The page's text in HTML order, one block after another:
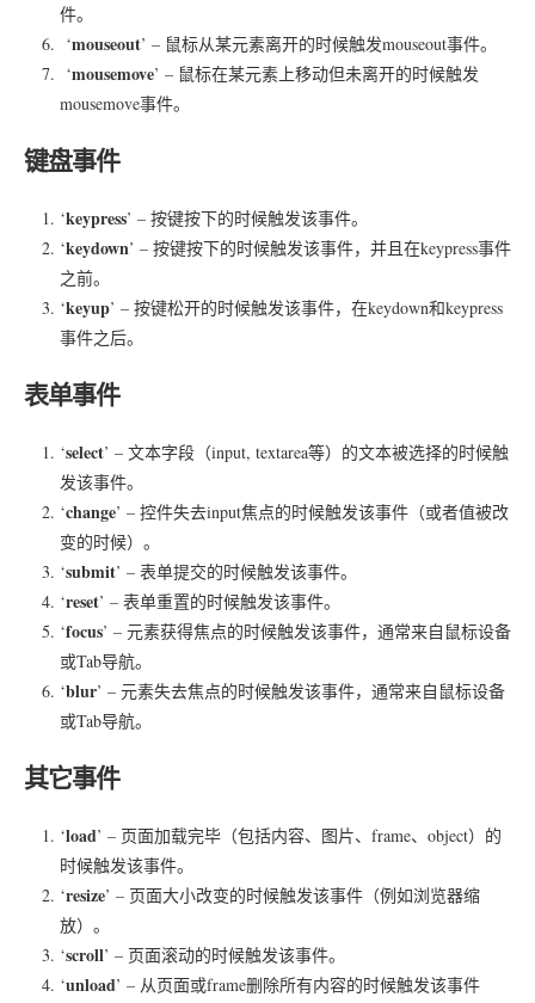
件。
‘mouseout’ – 鼠标从某元素离开的时候触发mouseout事件。
‘mousemove’ – 鼠标在某元素上移动但未离开的时候触发
mousemove事件。
键盘事件
‘keypress’ – 按键按下的时候触发该事件。
‘keydown’ – 按键按下的时候触发该事件，并且在keypress事件
之前。
‘keyup’ – 按键松开的时候触发该事件，在keydown和keypress
事件之后。
表单事件
‘select’ – 文本字段（input, textarea等）的文本被选择的时候触
发该事件。
‘change’ – 控件失去input焦点的时候触发该事件（或者值被改
变的时候）。
‘submit’ – 表单提交的时候触发该事件。
‘reset’ – 表单重置的时候触发该事件。
‘focus’ – 元素获得焦点的时候触发该事件，通常来自鼠标设备
或Tab导航。
‘blur’ – 元素失去焦点的时候触发该事件，通常来自鼠标设备
或Tab导航。
其它事件
‘load’ – 页面加载完毕（包括内容、图片、frame、object）的
时候触发该事件。
‘resize’ – 页面大小改变的时候触发该事件（例如浏览器缩
放）。
‘scroll’ – 页面滚动的时候触发该事件。
‘unload’ – 从页面或frame删除所有内容的时候触发该事件